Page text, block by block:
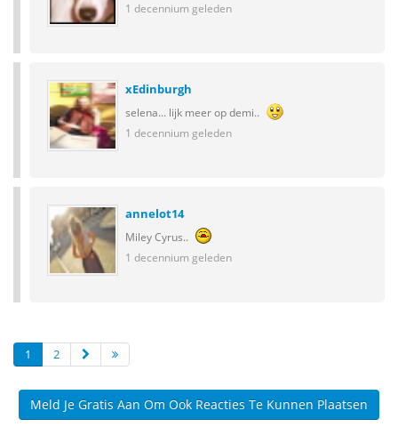
1 decennium geleden
xEdinburgh
selena... lijk meer op demi..
1 decennium geleden
annelot14
Miley Cyrus..
1 decennium geleden
1 2
Meld Je Gratis Aan Om Ook Reacties Te Kunnen Plaatsen